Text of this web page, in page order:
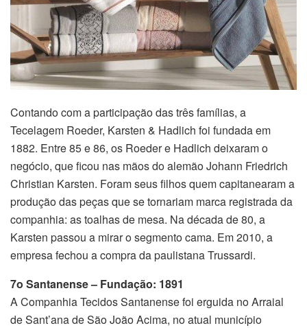
Contando com a participação das três famílias, a
Tecelagem Roeder, Karsten & Hadlich foi fundada em
1882. Entre 85 e 86, os Roeder e Hadlich deixaram o
negócio, que ficou nas mãos do alemão Johann Friedrich
Christian Karsten. Foram seus filhos quem capitanearam a
produção das peças que se tornariam marca registrada da
companhia: as toalhas de mesa. Na década de 80, a
Karsten passou a mirar o segmento cama. Em 2010, a
empresa fechou a compra da paulistana Trussardi.
7o Santanense – Fundação: 1891
A Companhia Tecidos Santanense foi erguida no Arraial
de Sant’ana de São João Acima, no atual município